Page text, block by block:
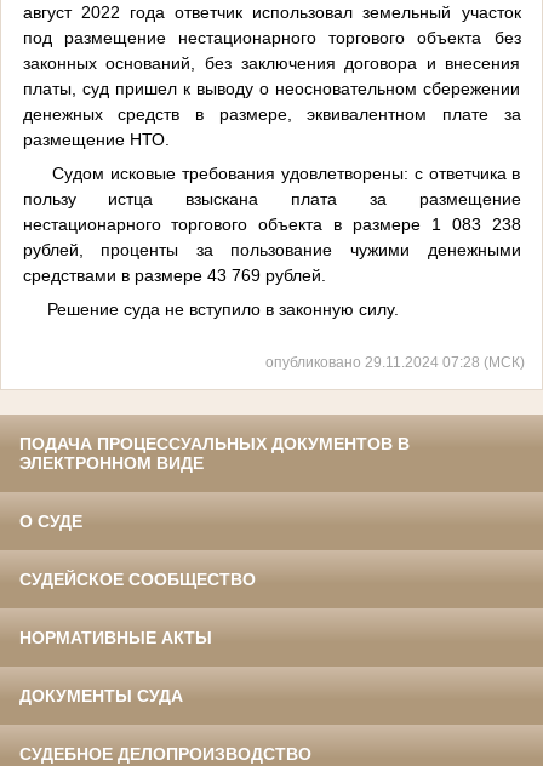
август 2022 года ответчик использовал земельный участок
под размещение нестационарного торгового объекта без
законных оснований, без заключения договора и внесения
платы, суд пришел к выводу о неосновательном сбережении
денежных средств в размере, эквивалентном плате за
размещение НТО.
Судом исковые требования удовлетворены: с ответчика в
пользу истца взыскана плата за размещение
нестационарного торгового объекта в размере 1 083 238
рублей, проценты за пользование чужими денежными
средствами в размере 43 769 рублей.
Решение суда не вступило в законную силу.
опубликовано 29.11.2024 07:28 (МСК)
ПОДАЧА ПРОЦЕССУАЛЬНЫХ ДОКУМЕНТОВ В
ЭЛЕКТРОННОМ ВИДЕ
О СУДЕ
СУДЕЙСКОЕ СООБЩЕСТВО
НОРМАТИВНЫЕ АКТЫ
ДОКУМЕНТЫ СУДА
СУДЕБНОЕ ДЕЛОПРОИЗВОДСТВО